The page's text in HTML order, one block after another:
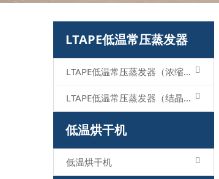
LTAPE低温常压蒸发器
LTAPE低温常压蒸发器（浓缩型）
LTAPE低温常压蒸发器（结晶型）
低温烘干机
低温烘干机